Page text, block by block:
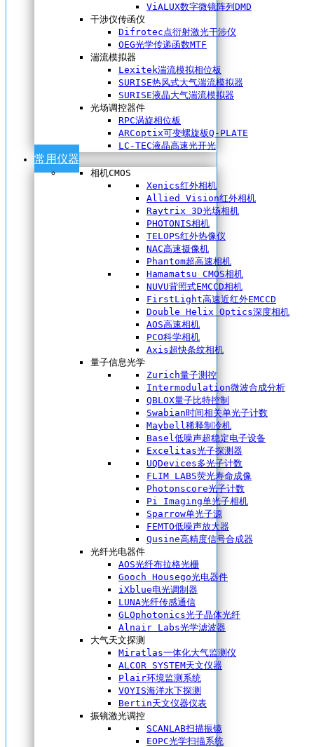
ViALUX数字微镜阵列DMD
干涉仪传函仪
Difrotec点衍射激光干涉仪
OEG光学传递函数MTF
湍流模拟器
Lexitek湍流模拟相位板
SURISE热风式大气湍流模拟器
SURISE液晶大气湍流模拟器
光场调控器件
RPC涡旋相位板
ARCoptix可变螺旋板Q-PLATE
LC-TEC液晶高速光开光
常用仪器
相机CMOS
Xenics红外相机
Allied Vision红外相机
Raytrix 3D光场相机
PHOTONIS相机
TELOPS红外热像仪
NAC高速摄像机
Phantom超高速相机
Hamamatsu CMOS相机
NUVU背照式EMCCD相机
FirstLight高速近红外EMCCD
Double Helix Optics深度相机
AOS高速相机
PCO科学相机
Axis超快条纹相机
量子信息光学
Zurich量子测控
Intermodulation微波合成分析
QBLOX量子比特控制
Swabian时间相关单光子计数
Maybell稀释制冷机
Basel低噪声超稳定电子设备
Excelitas光子探测器
UQDevices多光子计数
FLIM LABS荧光寿命成像
Photonscore光子计数
Pi Imaging单光子相机
Sparrow单光子源
FEMTO低噪声放大器
Qusine高精度信号合成器
光纤光电器件
AOS光纤布拉格光栅
Gooch Housego光电器件
iXblue电光调制器
LUNA光纤传感通信
GLOphotonics光子晶体光纤
Alnair Labs光学滤波器
大气天文探测
Miratlas一体化大气监测仪
ALCOR SYSTEM天文仪器
Plair环境监测系统
VOYIS海洋水下探测
Bertin天文仪器仪表
振镜激光调控
SCANLAB扫描振镜
EOPC光学扫描系统